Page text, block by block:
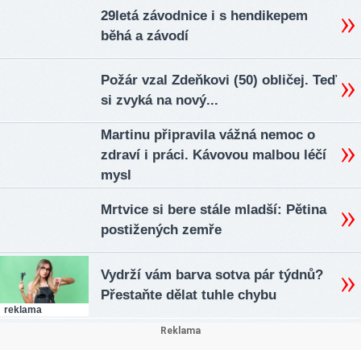
29letá závodnice i s hendikepem
běhá a závodí
Požár vzal Zdeňkovi (50) obličej. Teď
si zvyká na nový...
Martinu připravila vážná nemoc o
zdraví i práci. Kávovou malbou léčí
mysl
Mrtvice si bere stále mladší: Pětina
postižených zemře
reklama
Vydrží vám barva sotva pár týdnů?
Přestaňte dělat tuhle chybu